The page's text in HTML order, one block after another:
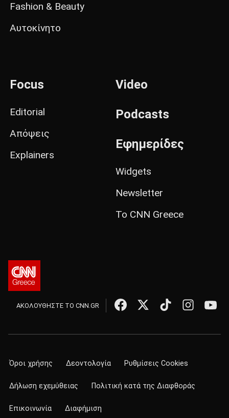
Fashion & Beauty
Αυτοκίνητο
Focus
Editorial
Απόψεις
Explainers
Video
Podcasts
Εφημερίδες
Widgets
Newsletter
Το CNN Greece
ΑΚΟΛΟΥΘΗΣΤΕ ΤΟ CNN.GR
Όροι χρήσης Δεοντολογία Ρυθμίσεις Cookies
Δήλωση εχεμύθειας Πολιτική κατά της Διαφθοράς
Επικοινωνία Διαφήμιση